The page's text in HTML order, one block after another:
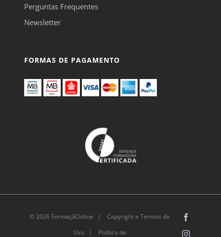
Perguntas Frequentes
Newsletter
FORMAS DE PAGAMENTO
© 2026 FormaçãOnline |
Copyright e Termos de
Uso| Política de Instagram